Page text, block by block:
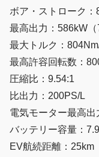
ボア・ストローク：
最高出力：586kW
最大トルク：
最高許容回転数：
圧縮比：9.54:1
比出力：200PS/L
電気モーター最高出
バッテリー容量：
EV航続距離：25km